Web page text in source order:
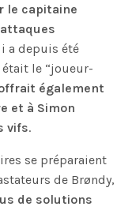
le capitaine
a depuis été
était le “joueur-
également
et à Simon
vifs.
se préparaient
de Brøndy,
de solutions